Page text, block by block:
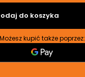
do koszyka
Możesz kupić także poprzez: